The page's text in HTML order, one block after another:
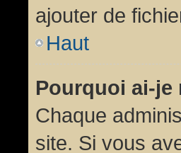
ajouter de
Haut
Pourquoi ai-je
Chaque
site. Si vous